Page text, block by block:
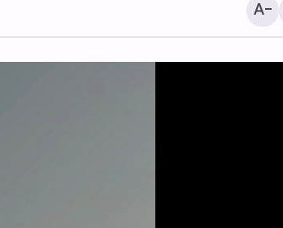
Video| Ang